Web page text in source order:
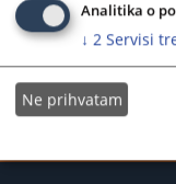
Analitika o
↓ 2 Servisi
Ne prihvatam